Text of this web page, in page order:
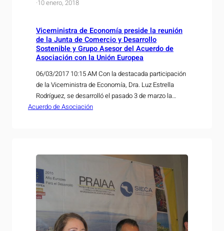
·10 enero, 2018
Viceministra de Economía preside la reunión
de la Junta de Comercio y Desarrollo
Sostenible y Grupo Asesor del Acuerdo de
Asociación con la Unión Europea
06/03/2017 10:15 AM Con la destacada participación
de la Viceministra de Economía, Dra. Luz Estrella
Rodríguez, se desarrolló el pasado 3 de marzo la
Primera Reunión entre los representantes que
Acuerdo de Asociación